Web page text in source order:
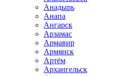
Анадырь
Анапа
Ангарск
Арзамас
Армавир
Армянск
Артём
Архангельск